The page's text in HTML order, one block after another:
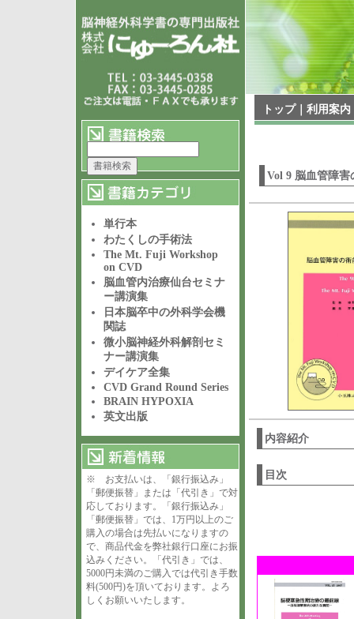
単行本
わたくしの手術法
The Mt. Fuji Workshop
on CVD
脳血管内治療仙台セミナ
ー講演集
日本脳卒中の外科学会機
関誌
微小脳神経外科解剖セミ
ナー講演集
デイケア全集
CVD Grand Round Series
BRAIN HYPOXIA
英文出版
※ お支払いは、「銀行振込み」
「郵便振替」または「代引き」で対
応しております。「銀行振込み」
「郵便振替」では、1万円以上のご
購入の場合は先払いになりますの
で、商品代金を弊社銀行口座にお振
込みください。「代引き」では、
5000円未満のご購入では代引き手数
料(500円)を頂いております。よろ
しくお願いいたします。
トップ｜ 利用案内
Vol 9 脳血管障害
内容紹介
目次